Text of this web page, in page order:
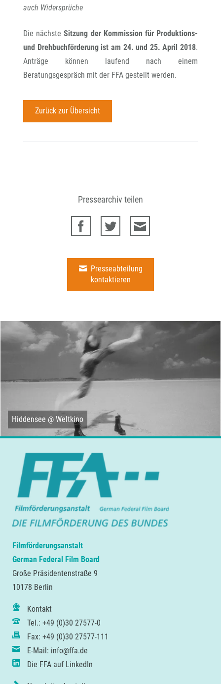
auch Widersprüche
Die nächste Sitzung der Kommission für Produktions-
und Drehbuchförderung ist am 24. und 25. April 2018.
Anträge können laufend nach einem
Beratungsgespräch mit der FFA gestellt werden.
Zurück zur Übersicht
Pressearchiv teilen
Presseabteilung
kontaktieren
Hiddensee @ Weltkino
Filmförderungsanstalt
German Federal Film Board
Große Präsidentenstraße 9
10178 Berlin
Kontakt
Tel.: +49 (0)30 27577-0
Fax: +49 (0)30 27577-111
E-Mail: info@ffa.de
Die FFA auf LinkedIn